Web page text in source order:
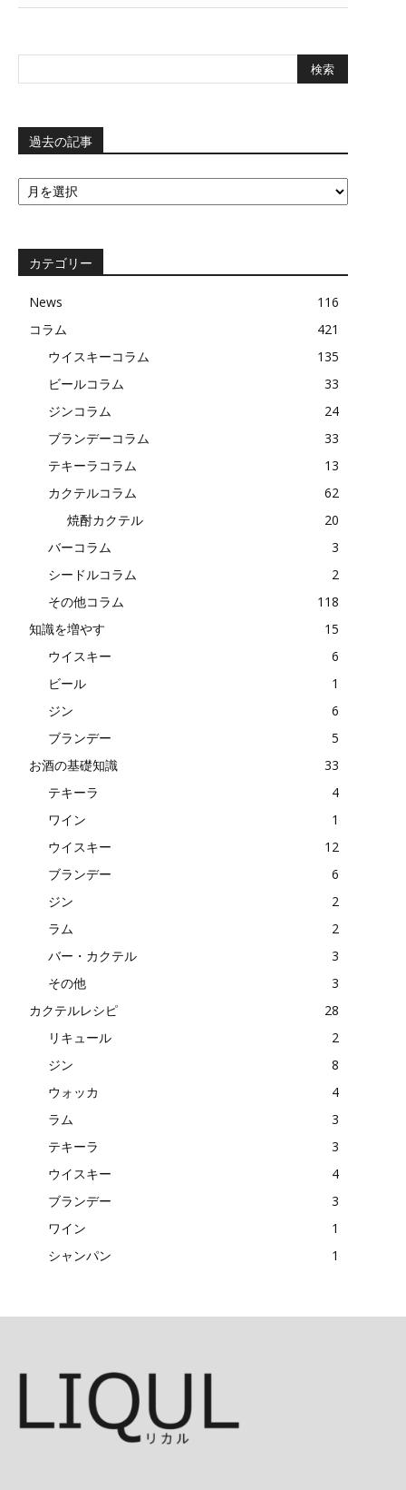
過去の記事
過
去
事
カテゴリー
News
116
コラム
421
ウイスキーコラム
135
ビールコラム
33
ジンコラム
24
ブランデーコラム
33
テキーラコラム
13
カクテルコラム
62
焼酎カクテル
20
バーコラム
3
シードルコラム
2
その他コラム
118
知識を増やす
15
ウイスキー
6
ビール
1
ジン
6
ブランデー
5
お酒の基礎知識
33
テキーラ
4
ワイン
1
ウイスキー
12
ブランデー
6
ジン
2
ラム
2
バー・カクテル
3
その他
3
カクテルレシピ
28
リキュール
2
ジン
8
ウォッカ
4
ラム
3
テキーラ
3
ウイスキー
4
ブランデー
3
ワイン
1
シャンパン
1